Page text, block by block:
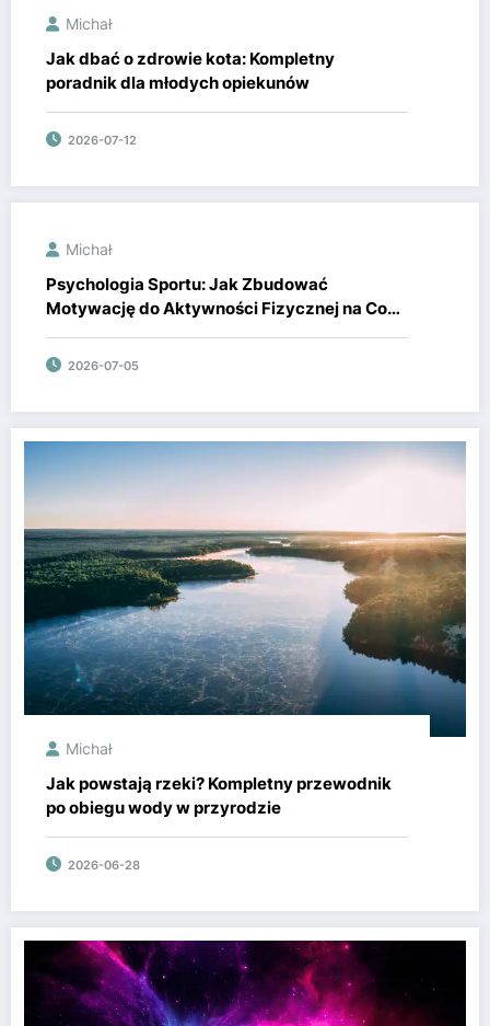
Michał
Jak dbać o zdrowie kota: Kompletny
poradnik dla młodych opiekunów
2026-07-12
Michał
Psychologia Sportu: Jak Zbudować
Motywację do Aktywności Fizycznej na Co
2026-07-05
Michał
Jak powstają rzeki? Kompletny przewodnik
po obiegu wody w przyrodzie
2026-06-28